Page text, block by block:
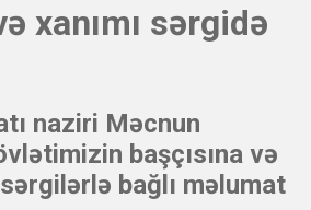
xanımı sərgidə
naziri Məcnun
başçısına və
bağlı məlumat